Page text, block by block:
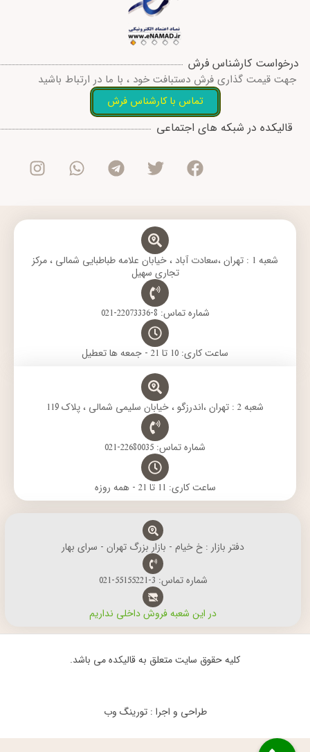
درخواست کارشناس فرش
جهت قیمت گذاری فرش دستبافت خود ، با ما در ارتباط باشید
تماس با کارشناس فرش
قالیکده در شبکه های اجتماعی
F
c
e
o
T
i
t
e
r
T
l
e
r
W
a
t
a
I
s
t
g
m
شعبه 1 : تهران ،سعادت آباد ، خیابان علامه طباطبایی شمالی ، مرکز
تجاری سهیل
شماره تماس: 8-22073336-021
ساعت کاری: 10 تا 21 - جمعه ها تعطیل
شعبه 2 : تهران ،اندرزگو ، خیابان سلیمی شمالی ، پلاک 119
شماره تماس: 22680035-021
ساعت کاری: 11 تا 21 - همه روزه
دفتر بازار : خ خیام - بازار بزرگ تهران - سرای بهار
شماره تماس: 3-55155221-021
در این شعبه فروش داخلی نداریم
کلیه حقوق سایت متعلق به قالیکده می باشد.
طراحی و اجرا : تورینگ وب